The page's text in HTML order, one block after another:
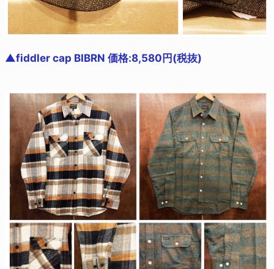
▲fiddler cap BIBRN 価格:8,580円(税抜)